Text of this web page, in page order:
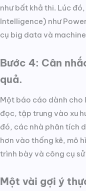
như bất khả thi. Lúc
Intelligence) như
cụ big data và
Bước 4: Cân
quả.
Một báo cáo dành cho
đọc, tập trung vào xu
đó, các nhà phân tích
hơn vào thống kê, mô
trình bày và công cụ
Một vài gợi ý